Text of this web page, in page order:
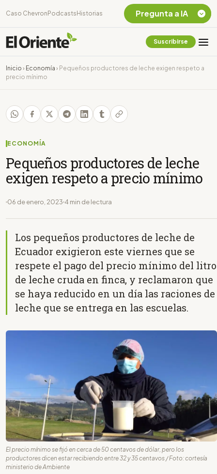
Caso Chevron Podcasts Historias
Suscribirse
Inicio › Economía › Pequeños productores de leche exigen respeto a
precio mínimo
ECONOMÍA
Pequeños productores de leche
exigen respeto a precio mínimo
06 de enero, 2023 4 min de lectura
Los pequeños productores de leche de
Ecuador exigieron este viernes que se
respete el pago del precio mínimo del litro
de leche cruda en finca, y reclamaron que
se haya reducido en un día las raciones de
leche que se entrega en las escuelas.
El precio mínimo se fijó en cerca de 50 centavos de dólar, pero los
productores dicen estar recibiendo entre 32 y 35 centavos / Foto: cortesía
ministerio de Ambiente
Pregunta a IA
Chevron Ecuador